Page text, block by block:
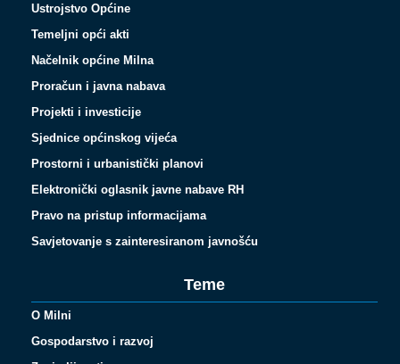
Ustrojstvo Općine
Temeljni opći akti
Načelnik općine Milna
Proračun i javna nabava
Projekti i investicije
Sjednice općinskog vijeća
Prostorni i urbanistički planovi
Elektronički oglasnik javne nabave RH
Pravo na pristup informacijama
Savjetovanje s zainteresiranom javnošću
Teme
O Milni
Gospodarstvo i razvoj